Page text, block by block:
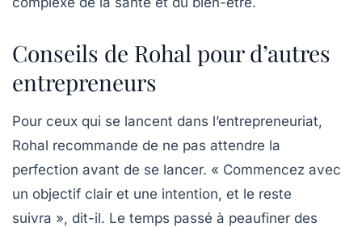
Conseils de Rohal pour d’autres
entrepreneurs
Pour ceux qui se lancent dans l’entrepreneuriat,
Rohal recommande de ne pas attendre la
perfection avant de se lancer. « Commencez avec
un objectif clair et une intention, et le reste
suivra », dit-il. Le temps passé à peaufiner des